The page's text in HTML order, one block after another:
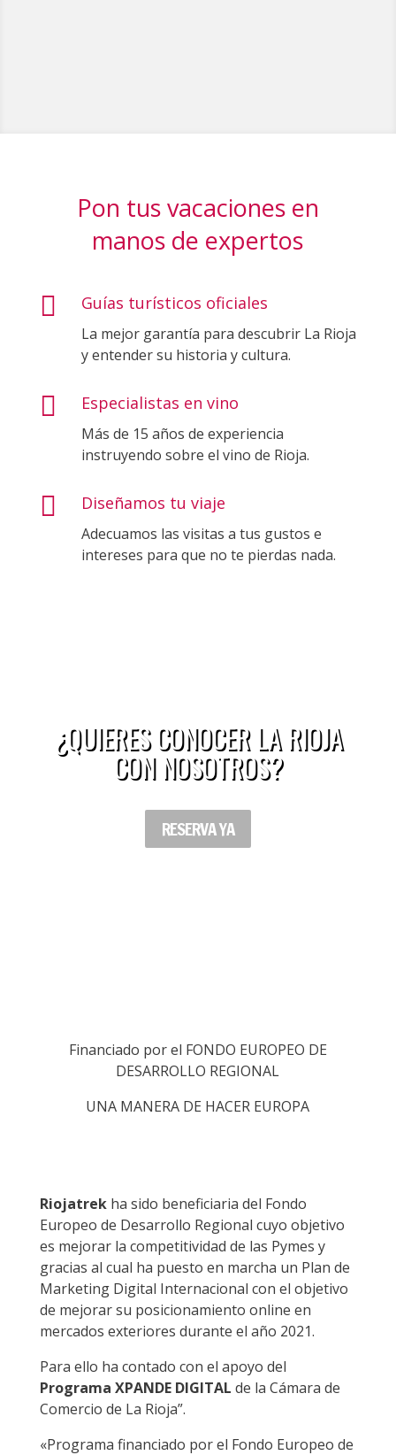
Pon tus vacaciones en
manos de expertos
 Guías turísticos oficiales
La mejor garantía para descubrir La Rioja
y entender su historia y cultura.
 Especialistas en vino
Más de 15 años de experiencia
instruyendo sobre el vino de Rioja.
 Diseñamos tu viaje
Adecuamos las visitas a tus gustos e
intereses para que no te pierdas nada.
¿QUIERES CONOCER LA RIOJA
CON NOSOTROS?
RESERVA YA
Financiado por el FONDO EUROPEO DE
DESARROLLO REGIONAL
UNA MANERA DE HACER EUROPA
Riojatrekha sido beneficiaria del Fondo
Europeo de Desarrollo Regional cuyo objetivo
es mejorar la competitividad de las Pymes y
gracias al cual ha puesto en marcha un Plan de
Marketing Digital Internacional con el objetivo
de mejorar su posicionamiento online en
mercados exteriores durante el año 2021.
Para ello ha contado con el apoyo del
Programa XPANDE DIGITAL de la Cámara de
Comercio de La Rioja”.
«Programa financiado por el Fondo Europeo de